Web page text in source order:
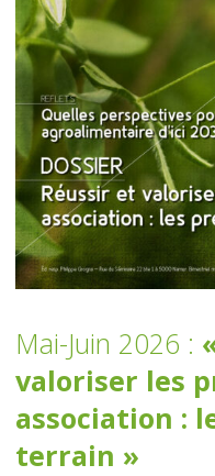
Mai-Juin 2026 :
valoriser les
association :
terrain »